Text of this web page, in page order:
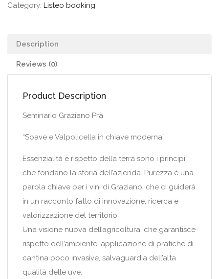
Category: Listeo booking
Description
Reviews (0)
Product Description
Seminario Graziano Prà
“Soave e Valpolicella in chiave moderna”
Essenzialità e rispetto della terra sono i principi
che fondano la storia dell’azienda. Purezza è una
parola chiave per i vini di Graziano, che ci guiderà
in un racconto fatto di innovazione, ricerca e
valorizzazione del territorio.
Una visione nuova dell’agricoltura, che garantisce
rispetto dell’ambiente, applicazione di pratiche di
cantina poco invasive, salvaguardia dell’alta
qualità delle uve.